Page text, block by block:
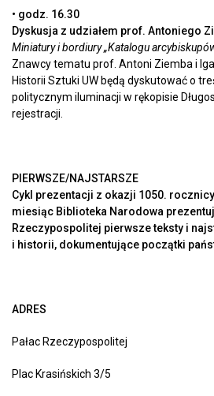
• godz. 16.30
Dyskusja z udziałem prof. Antoniego
Miniatury i bordiury „Katalogu
Znawcy tematu prof. Antoni Ziemba i
Historii Sztuki UW będą dyskutować o
politycznym iluminacji w rękopisie
rejestracji.
PIERWSZE/NAJSTARSZE
Cykl prezentacji z okazji 1050.
miesiąc Biblioteka Narodowa
Rzeczypospolitej pierwsze teksty i
i historii, dokumentujące początki
ADRES
Pałac Rzeczypospolitej
Plac Krasińskich 3/5